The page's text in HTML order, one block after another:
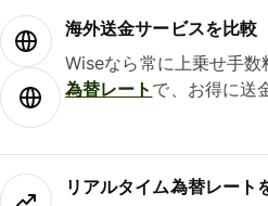
海外送金サービスを比較
Wiseなら常に上乗せ手数
為替レート で、お得に送
リアルタイム為替レート